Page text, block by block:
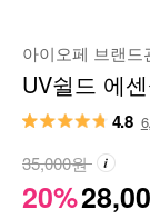
아이오페 브랜드
UV쉴드 에
4.8
20%
35,000원